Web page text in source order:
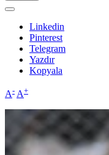
Linkedin
Pinterest
Telegram
Yazdır
Kopyala
A- A+